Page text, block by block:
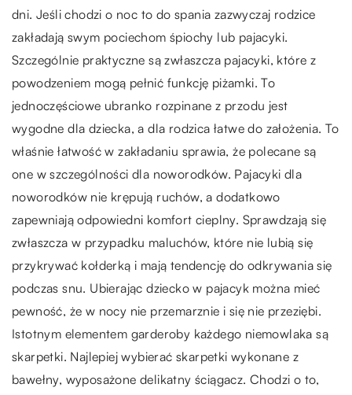
dni. Jeśli chodzi o noc to do spania zazwyczaj rodzice
zakładają swym pociechom śpiochy lub pajacyki.
Szczególnie praktyczne są zwłaszcza pajacyki, które z
powodzeniem mogą pełnić funkcję piżamki. To
jednoczęściowe ubranko rozpinane z przodu jest
wygodne dla dziecka, a dla rodzica łatwe do założenia. To
właśnie łatwość w zakładaniu sprawia, że polecane są
one w szczególności dla noworodków. Pajacyki dla
noworodków nie krępują ruchów, a dodatkowo
zapewniają odpowiedni komfort cieplny. Sprawdzają się
zwłaszcza w przypadku maluchów, które nie lubią się
przykrywać kołderką i mają tendencję do odkrywania się
podczas snu. Ubierając dziecko w pajacyk można mieć
pewność, że w nocy nie przemarznie i się nie przeziębi.
Istotnym elementem garderoby każdego niemowlaka są
skarpetki. Najlepiej wybierać skarpetki wykonane z
bawełny, wyposażone delikatny ściągacz. Chodzi o to,